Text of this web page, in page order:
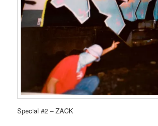
Special #2 – ZACK